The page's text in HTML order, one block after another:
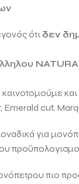
ότι δεν
Emerald cut,
για
πιο